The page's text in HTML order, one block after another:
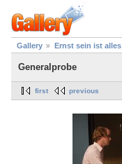
Gallery Ernst sein ist alles
Generalprobe
first previous